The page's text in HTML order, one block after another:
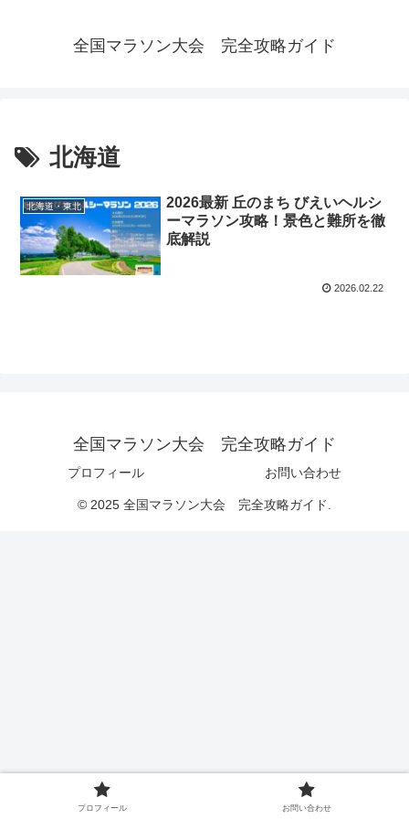
全国マラソン大会 完全攻略ガイド
北海道
北海道・東北
2026最新 丘のまち びえいヘルシ
ーマラソン攻略！景色と難所を徹
底解説
2026.02.22
全国マラソン大会 完全攻略ガイド
プロフィール お問い合わせ
© 2025 全国マラソン大会 完全攻略ガイド.
プロフィール お問い合わせ